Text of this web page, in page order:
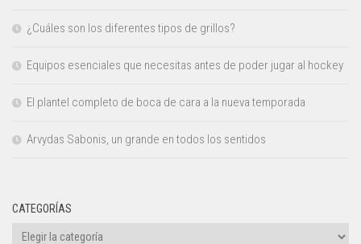
¿Cuáles son los diferentes tipos de grillos?
Equipos esenciales que necesitas antes de poder jugar al hockey
El plantel completo de boca de cara a la nueva temporada
Arvydas Sabonis, un grande en todos los sentidos
CATEGORÍAS
Categorías